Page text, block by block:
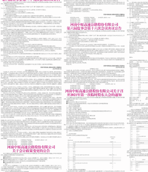
控”
20日
道
按《
会议
董事
议。
法律
程》
二
经
1、
表